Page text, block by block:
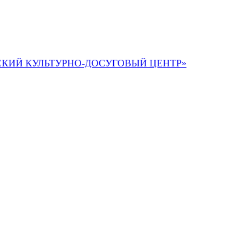
КУЛЬТУРНО-ДОСУГОВЫЙ ЦЕНТР»